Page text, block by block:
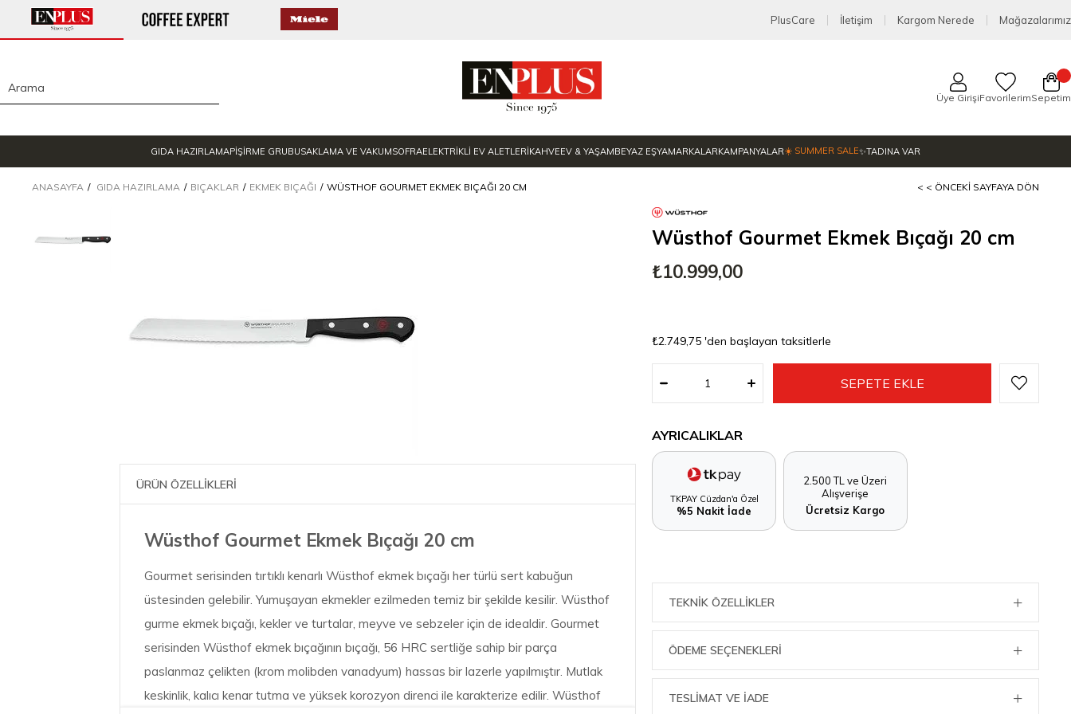
PlusCare İletişim Kargom Nerede Mağazalarımız
Üye GirişiFavorilerimSepetim
GIDA HAZIRLAMAPİŞİRME GRUBUSAKLAMA VE VAKUMSOFRAELEKTRİKLİ EV ALETLERİKAHVEEV & YAŞAMBEYAZ EŞYAMARKALARKAMPANYALAR☀️ SUMMER SALE✨TADINA VAR
ANASAYFA GIDA HAZIRLAMA BIÇAKLAR EKMEK BIÇAĞI WÜSTHOF GOURMET EKMEK BIÇAĞI 20 CM < < ÖNCEKI SAYFAYA DÖN
ÜRÜN ÖZELLİKLERİ
Wüsthof Gourmet Ekmek Bıçağı 20 cm
Gourmet serisinden tırtıklı kenarlı Wüsthof ekmek bıçağı her türlü sert kabuğun
üstesinden gelebilir. Yumuşayan ekmekler ezilmeden temiz bir şekilde kesilir. Wüsthof
gurme ekmek bıçağı, kekler ve turtalar, meyve ve sebzeler için de idealdir. Gourmet
serisinden Wüsthof ekmek bıçağının bıçağı, 56 HRC sertliğe sahip bir parça
paslanmaz çelikten (krom molibden vanadyum) hassas bir lazerle yapılmıştır. Mutlak
keskinlik, kalıcı kenar tutma ve yüksek korozyon direnci ile karakterize edilir. Wüsthof
Wüsthof Gourmet Ekmek Bıçağı 20 cm
₺10.999,00
₺2.749,75 'den başlayan taksitlerle
AYRICALIKLAR
TKPAY Cüzdan'a Özel
%5 Nakit İade
2.500 TL ve Üzeri
Alışverişe
Ücretsiz Kargo
TEKNIK ÖZELLIKLER
ÖDEME SEÇENEKLERI
TESLİMAT VE İADE